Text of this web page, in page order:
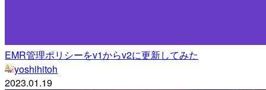
EMR管理ポリシーをv1からv2に更新してみた
yoshihitoh
2023.01.19